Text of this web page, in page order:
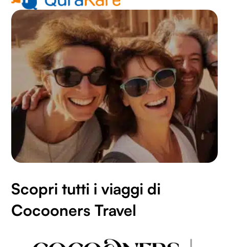
raccolto dal tuo utilizzo dei loro servizi.
Scopri tutti i viaggi di
Cocooners Travel